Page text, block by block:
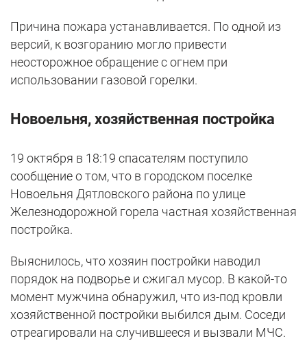
Причина пожара устанавливается. По одной из
версий, к возгоранию могло привести
неосторожное обращение с огнем при
использовании газовой горелки.
Новоельня, хозяйственная постройка
19 октября в 18:19 спасателям поступило
сообщение о том, что в городском поселке
Новоельня Дятловского района по улице
Железнодорожной горела частная хозяйственная
постройка.
Выяснилось, что хозяин постройки наводил
порядок на подворье и сжигал мусор. В какой-то
момент мужчина обнаружил, что из-под кровли
хозяйственной постройки выбился дым. Соседи
отреагировали на случившееся и вызвали МЧС.